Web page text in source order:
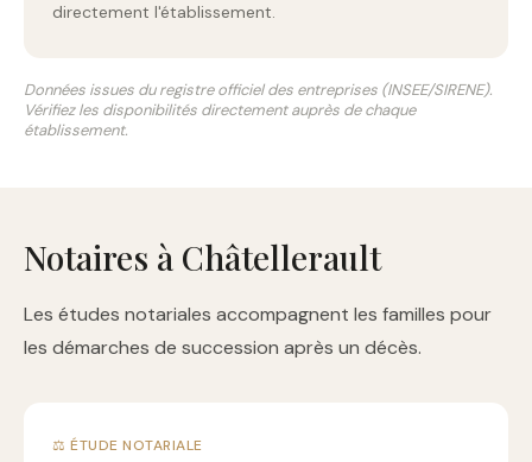
directement l'établissement.
Données issues du registre officiel des entreprises (INSEE/SIRENE).
Vérifiez les disponibilités directement auprès de chaque
établissement.
Notaires à Châtellerault
Les études notariales accompagnent les familles pour
les démarches de succession après un décès.
⚖️ ÉTUDE NOTARIALE